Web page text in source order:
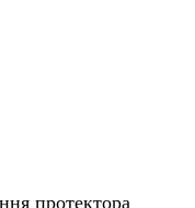
протектора